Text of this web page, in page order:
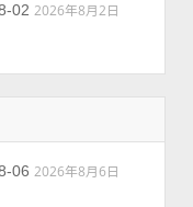
02 2026年8月2日
06 2026年8月6日